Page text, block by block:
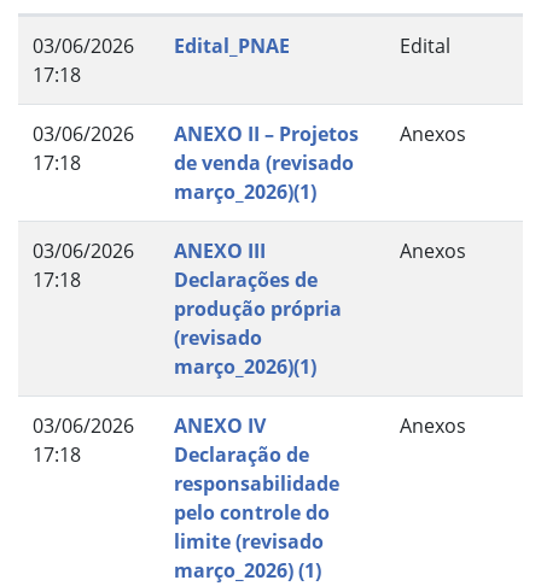
03/06/2026
17:18
Edital_PNAE Edital
03/06/2026
17:18
ANEXO II – Projetos
de venda (revisado
março_2026)(1)
Anexos
03/06/2026
17:18
ANEXO III
Declarações de
produção própria
(revisado
março_2026)(1)
Anexos
03/06/2026
17:18
ANEXO IV
Declaração de
responsabilidade
pelo controle do
limite (revisado
março_2026) (1)
Anexos